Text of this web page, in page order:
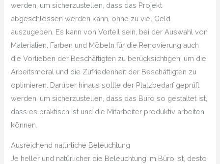
werden, um sicherzustellen, dass das Projekt
abgeschlossen werden kann, ohne zu viel Geld
auszugeben. Es kann von Vorteil sein, bei der Auswahl von
Materialien, Farben und Möbeln für die Renovierung auch
die Vorlieben der Beschäftigten zu berücksichtigen, um die
Arbeitsmoral und die Zufriedenheit der Beschäftigten zu
optimieren. Darüber hinaus sollte der Platzbedarf geprüft
werden, um sicherzustellen, dass das Büro so gestaltet ist,
dass es praktisch ist und die Mitarbeiter produktiv arbeiten
können.
Ausreichend natürliche Beleuchtung
Je heller und natürlicher die Beleuchtung im Büro ist, desto